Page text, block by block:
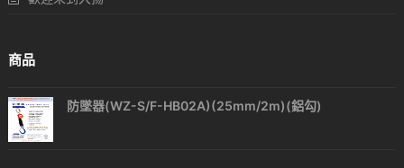
商品
防墜器(WZ-S/F-HB02A)(25mm/2m)(鋁勾)